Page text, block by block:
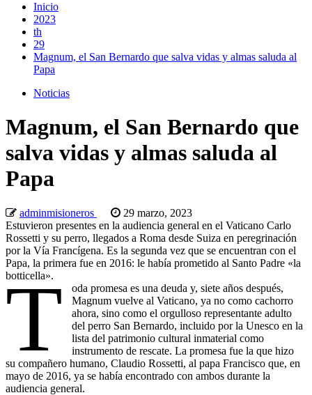
Inicio
2023
th
29
Magnum, el San Bernardo que salva vidas y almas saluda al
Papa
Noticias
Magnum, el San Bernardo que
salva vidas y almas saluda al
Papa
adminmisioneros
29 marzo, 2023
Estuvieron presentes en la audiencia general en el Vaticano Carlo
Rossetti y su perro, llegados a Roma desde Suiza en peregrinación
por la Vía Francígena. Es la segunda vez que se encuentran con el
Papa, la primera fue en 2016: le había prometido al Santo Padre «la
botticella».
T
oda promesa es una deuda y, siete años después,
Magnum vuelve al Vaticano, ya no como cachorro
ahora, sino como el orgulloso representante adulto
del perro San Bernardo, incluido por la Unesco en la
lista del patrimonio cultural inmaterial como
instrumento de rescate. La promesa fue la que hizo
su compañero humano, Claudio Rossetti, al papa Francisco que, en
mayo de 2016, ya se había encontrado con ambos durante la
audiencia general.